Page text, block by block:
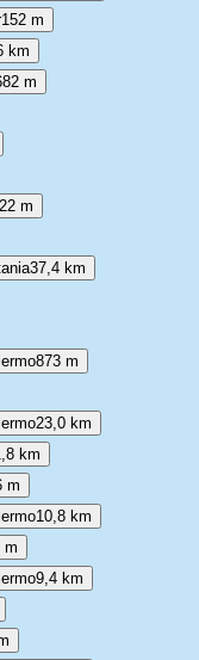
152 m
km
m
m
37,4 km
873 m
23,0 km
km
m
10,8 km
m
9,4 km